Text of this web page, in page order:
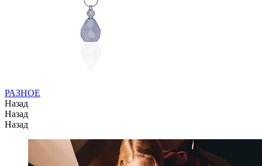
РАЗНОЕ
Назад
Назад
Назад